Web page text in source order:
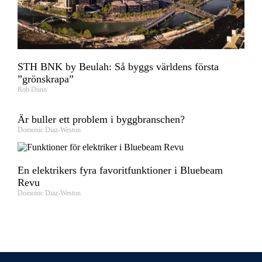
STH BNK by Beulah: Så byggs världens första
”grönskrapa”
Rob Dunn
Är buller ett problem i byggbranschen?
Domonic Diaz-Weston
En elektrikers fyra favoritfunktioner i Bluebeam
Revu
Domonic Diaz-Weston